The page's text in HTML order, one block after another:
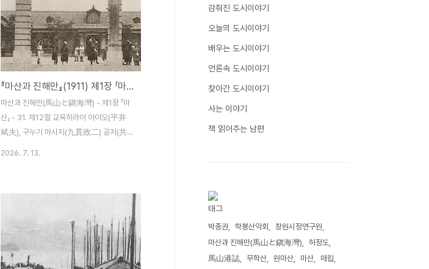
『마산과 진해만』(1911) 제1장 「마산」 - 31. 제12절 교육
마산과 진해만(馬山と鎭海灣) - 제1장 「마
산」 - 31. 제12절 교육히라이 아야오(平井
斌夫), 구누기 마사지(九貫政二) 공저(共
철도용지에 있다. 명치 41년(1908) 3월에
낙성되어 명치 42년, 43년도에 증축되어서
총평수는 612평, 양풍(洋風)의 단층 건축물
인데 대지 평수는 3,006평, 교원 수는 14명,
2026. 7. 13.
감춰진 도시이야기
오늘의 도시이야기
배우는 도시이야기
언론속 도시이야기
찾아간 도시이야기
사는 이야기
책 읽어주는 남편
태그
박종권 학봉산악회
창원시정연구원
마산과 진해만(馬山と鎭海灣)
허정도
馬山港誌
무학산 원마산 마산
매립